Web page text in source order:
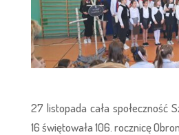
27 listopada cała społeczność
16 świętowała 106. rocznicę